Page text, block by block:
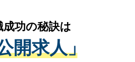
の取り扱いについての厳密な
たした事業者のみに付与され
シーマークを取得済みです。
現在の医療機関の状況や紹介
ながら、適切なアドバイスを
きます。すぐにご転職をされ
長期的なサポートが可能です
成功の秘訣は
開求人」